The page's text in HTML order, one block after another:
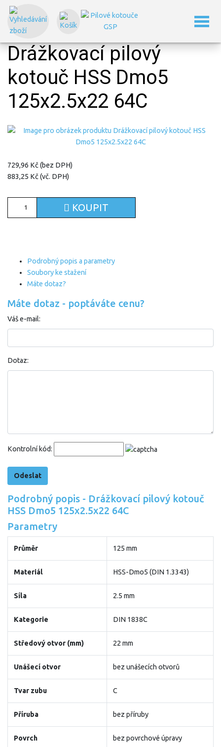
Domů Drážkovací pilové kotouče
Drážkovací pilové kotouče dle DIN 1838C – hrubozubé
Drážkovací pilový kotouč HSS Dmo5 125x2.5x22 64C
Drážkovací pilový
kotouč HSS Dmo5
125x2.5x22 64C
729,96 Kč (bez DPH)
883,25 Kč (vč. DPH)
KOUPIT
Podrobný popis a parametry
Soubory ke stažení
Máte dotaz?
Máte dotaz - poptáváte cenu?
Váš e-mail:
Dotaz:
Kontrolní kód:
Podrobný popis - Drážkovací pilový kotouč
HSS Dmo5 125x2.5x22 64C
Parametry
Průměr 125 mm
Materiál HSS-Dmo5 (DIN 1.3343)
Síla 2.5 mm
Kategorie DIN 1838C
Středový otvor (mm) 22 mm
Unášecí otvor bez unášecích otvorů
Tvar zubu C
Příruba bez příruby
Povrch bez povrchové úpravy